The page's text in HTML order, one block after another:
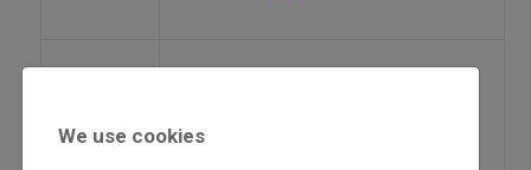
XXI. századi zenében
We use cookies